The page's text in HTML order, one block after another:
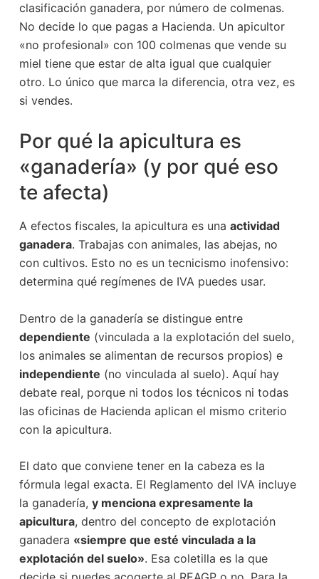
clasificación ganadera, por número de colmenas.
No decide lo que pagas a Hacienda. Un apicultor
«no profesional» con 100 colmenas que vende su
miel tiene que estar de alta igual que cualquier
otro. Lo único que marca la diferencia, otra vez, es
si vendes.
Por qué la apicultura es
«ganadería» (y por qué eso
te afecta)
A efectos fiscales, la apicultura es una actividad
ganadera. Trabajas con animales, las abejas, no
con cultivos. Esto no es un tecnicismo inofensivo:
determina qué regímenes de IVA puedes usar.
Dentro de la ganadería se distingue entre
dependiente (vinculada a la explotación del suelo,
los animales se alimentan de recursos propios) e
independiente (no vinculada al suelo). Aquí hay
debate real, porque ni todos los técnicos ni todas
las oficinas de Hacienda aplican el mismo criterio
con la apicultura.
El dato que conviene tener en la cabeza es la
fórmula legal exacta. El Reglamento del IVA incluye
la ganadería, y menciona expresamente la
apicultura, dentro del concepto de explotación
ganadera «siempre que esté vinculada a la
explotación del suelo». Esa coletilla es la que